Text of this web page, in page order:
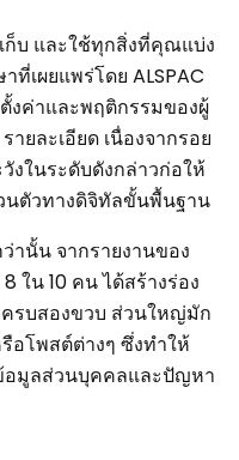
ก็บ และใช้ทุกสิ่งที่คุณแบ่ง
เผยแพร่โดย ALSPAC
งค่าและพฤติกรรมของผู้
ยละเอียด เนื่องจากรอย
งในระดับดังกล่าวก่อให้
นตัวทางดิจิทัลขั้นพื้นฐาน
านั้น จากรายงานของ
ใน 10 คน ได้สร้างร่อง
รบสองขวบ ส่วนใหญ่มัก
อโพสต์ต่างๆ ซึ่งทำให้
อมูลส่วนบุคคลและปัญหา